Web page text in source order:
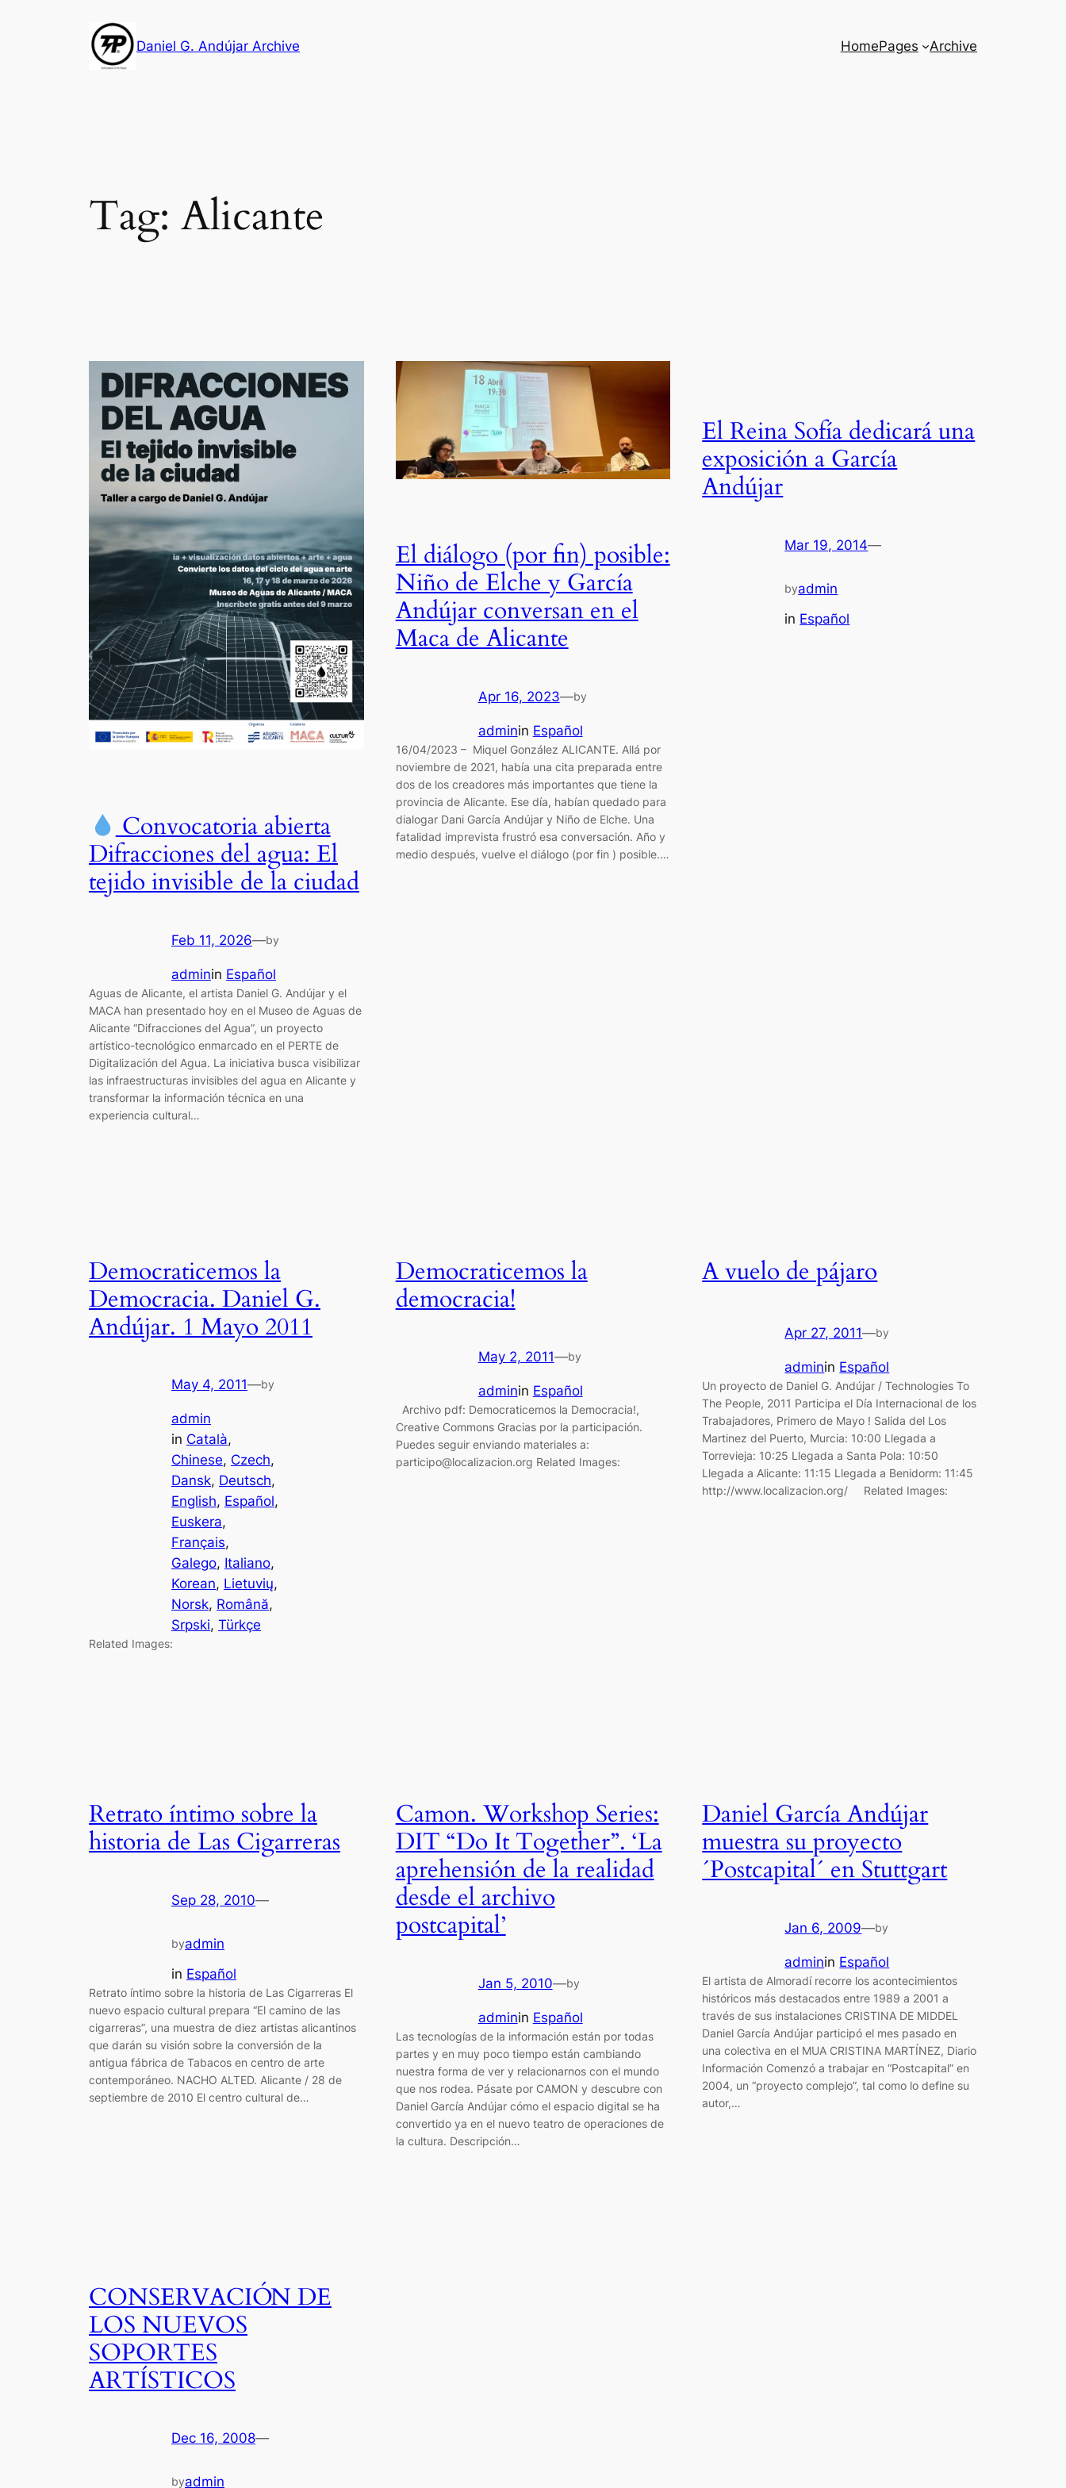
Daniel G. Andújar Archive HomePages Archive
Tag: Alicante
Convocatoria abierta
Difracciones del agua: El
tejido invisible de la ciudad
Feb 11, 2026—by
adminin Español
Aguas de Alicante, el artista Daniel G. Andújar y el
MACA han presentado hoy en el Museo de Aguas de
Alicante “Difracciones del Agua”, un proyecto
artístico-tecnológico enmarcado en el PERTE de
Digitalización del Agua. La iniciativa busca visibilizar
las infraestructuras invisibles del agua en Alicante y
transformar la información técnica en una
experiencia cultural…
El diálogo (por fin) posible:
Niño de Elche y García
Andújar conversan en el
Maca de Alicante
Apr 16, 2023—by
adminin Español
16/04/2023 – Miquel González ALICANTE. Allá por
noviembre de 2021, había una cita preparada entre
dos de los creadores más importantes que tiene la
provincia de Alicante. Ese día, habían quedado para
dialogar Dani García Andújar y Niño de Elche. Una
fatalidad imprevista frustró esa conversación. Año y
medio después, vuelve el diálogo (por fin ) posible.…
El Reina Sofía dedicará una
exposición a García
Andújar
Mar 19, 2014—
byadmin
in Español
Democraticemos la
Democracia. Daniel G.
Andújar. 1 Mayo 2011
May 4, 2011—by
admin
in Català
Chinese, Czech
Dansk, Deutsch
English, Español
Euskera
Français
Galego, Italiano
Korean, Lietuvių
Norsk, Română
Srpski, Türkçe
Related Images:
Democraticemos la
democracia!
May 2, 2011—by
adminin Español
Archivo pdf: Democraticemos la Democracia!,
Creative Commons Gracias por la participación.
Puedes seguir enviando materiales a:
participo@localizacion.org Related Images:
A vuelo de pájaro
Apr 27, 2011—by
adminin Español
Un proyecto de Daniel G. Andújar / Technologies To
The People, 2011 Participa el Día Internacional de los
Trabajadores, Primero de Mayo ! Salida del Los
Martinez del Puerto, Murcia: 10:00 Llegada a
Torrevieja: 10:25 Llegada a Santa Pola: 10:50
Llegada a Alicante: 11:15 Llegada a Benidorm: 11:45
http://www.localizacion.org/ Related Images:
Retrato íntimo sobre la
historia de Las Cigarreras
Sep 28, 2010—
byadmin
in Español
Retrato íntimo sobre la historia de Las Cigarreras El
nuevo espacio cultural prepara “El camino de las
cigarreras”, una muestra de diez artistas alicantinos
que darán su visión sobre la conversión de la
antigua fábrica de Tabacos en centro de arte
contemporáneo. NACHO ALTED. Alicante / 28 de
septiembre de 2010 El centro cultural de…
Camon. Workshop Series:
DIT “Do It Together”. ‘La
aprehensión de la realidad
desde el archivo
postcapital’
Jan 5, 2010—by
adminin Español
Las tecnologías de la información están por todas
partes y en muy poco tiempo están cambiando
nuestra forma de ver y relacionarnos con el mundo
que nos rodea. Pásate por CAMON y descubre con
Daniel García Andújar cómo el espacio digital se ha
convertido ya en el nuevo teatro de operaciones de
la cultura. Descripción…
Daniel García Andújar
muestra su proyecto
´Postcapital´ en Stuttgart
Jan 6, 2009—by
adminin Español
El artista de Almoradí recorre los acontecimientos
históricos más destacados entre 1989 a 2001 a
través de sus instalaciones CRISTINA DE MIDDEL
Daniel García Andújar participó el mes pasado en
una colectiva en el MUA CRISTINA MARTÍNEZ, Diario
Información Comenzó a trabajar en “Postcapital” en
2004, un “proyecto complejo”, tal como lo define su
autor,…
CONSERVACIÓN DE
LOS NUEVOS
SOPORTES
ARTÍSTICOS
Dec 16, 2008—
byadmin